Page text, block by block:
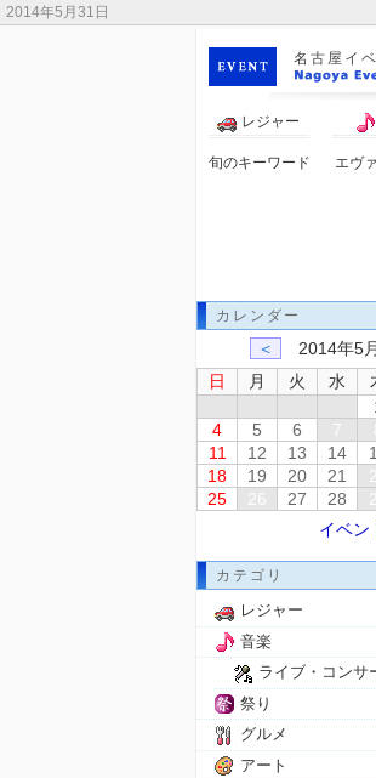
2014年5月31日
名古屋イ
レジャー
旬のキーワード エヴ
カレンダー
＜ 2014年5
日
月 火 水
4
5 6 7
11
12 13 14
18
19 20 21
25
26 27 28
イベン
カテゴリ
レジャー
音楽
ライブ・コンサ
祭り
グルメ
アート